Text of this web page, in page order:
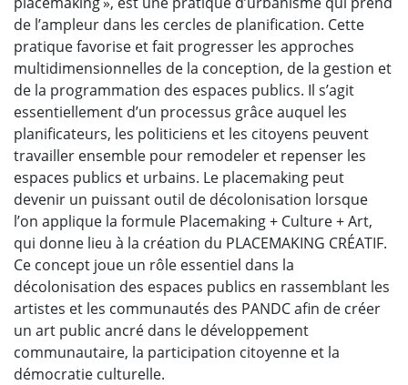
de l’ampleur dans les cercles de planification. Cette
pratique favorise et fait progresser les approches
multidimensionnelles de la conception, de la gestion et
de la programmation des espaces publics. Il s’agit
essentiellement d’un processus grâce auquel les
planificateurs, les politiciens et les citoyens peuvent
travailler ensemble pour remodeler et repenser les
espaces publics et urbains. Le placemaking peut
devenir un puissant outil de décolonisation lorsque
l’on applique la formule Placemaking + Culture + Art,
qui donne lieu à la création du PLACEMAKING CRÉATIF.
Ce concept joue un rôle essentiel dans la
décolonisation des espaces publics en rassemblant les
artistes et les communautés des PANDC afin de créer
un art public ancré dans le développement
communautaire, la participation citoyenne et la
démocratie culturelle.